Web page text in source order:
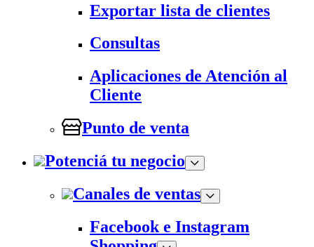
Exportar lista de clientes
Consultas
Aplicaciones de Atención al
Cliente
Punto de venta
Potenciá tu negocio
Canales de ventas
Facebook e Instagram